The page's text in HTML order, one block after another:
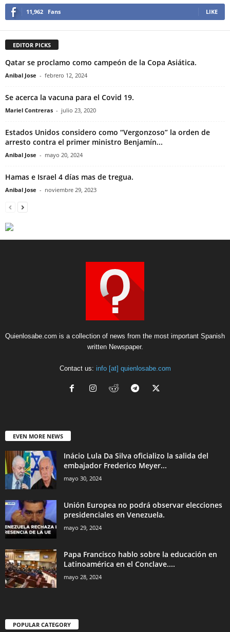
11,962 Fans LIKE
EDITOR PICKS
Qatar se proclamo como campeón de la Copa Asiática.
Anibal Jose - febrero 12, 2024
Se acerca la vacuna para el Covid 19.
Mariel Contreras - julio 23, 2020
Estados Unidos considero como “Vergonzoso” la orden de
arresto contra el primer ministro Benjamín...
Anibal Jose - mayo 20, 2024
Hamas e Israel 4 días mas de tregua.
Anibal Jose - noviembre 29, 2023
Quienlosabe.com is a collection of news from the most important Spanish
written Newspaper.
Contact us: info [at] quienlosabe.com
EVEN MORE NEWS
Inácio Lula Da Silva oficializo la salida del
embajador Frederico Meyer...
mayo 30, 2024
Unión Europea no podrá observar elecciones
presidenciales en Venezuela.
mayo 29, 2024
Papa Francisco hablo sobre la educación en
Latinoamérica en el Conclave....
mayo 28, 2024
POPULAR CATEGORY